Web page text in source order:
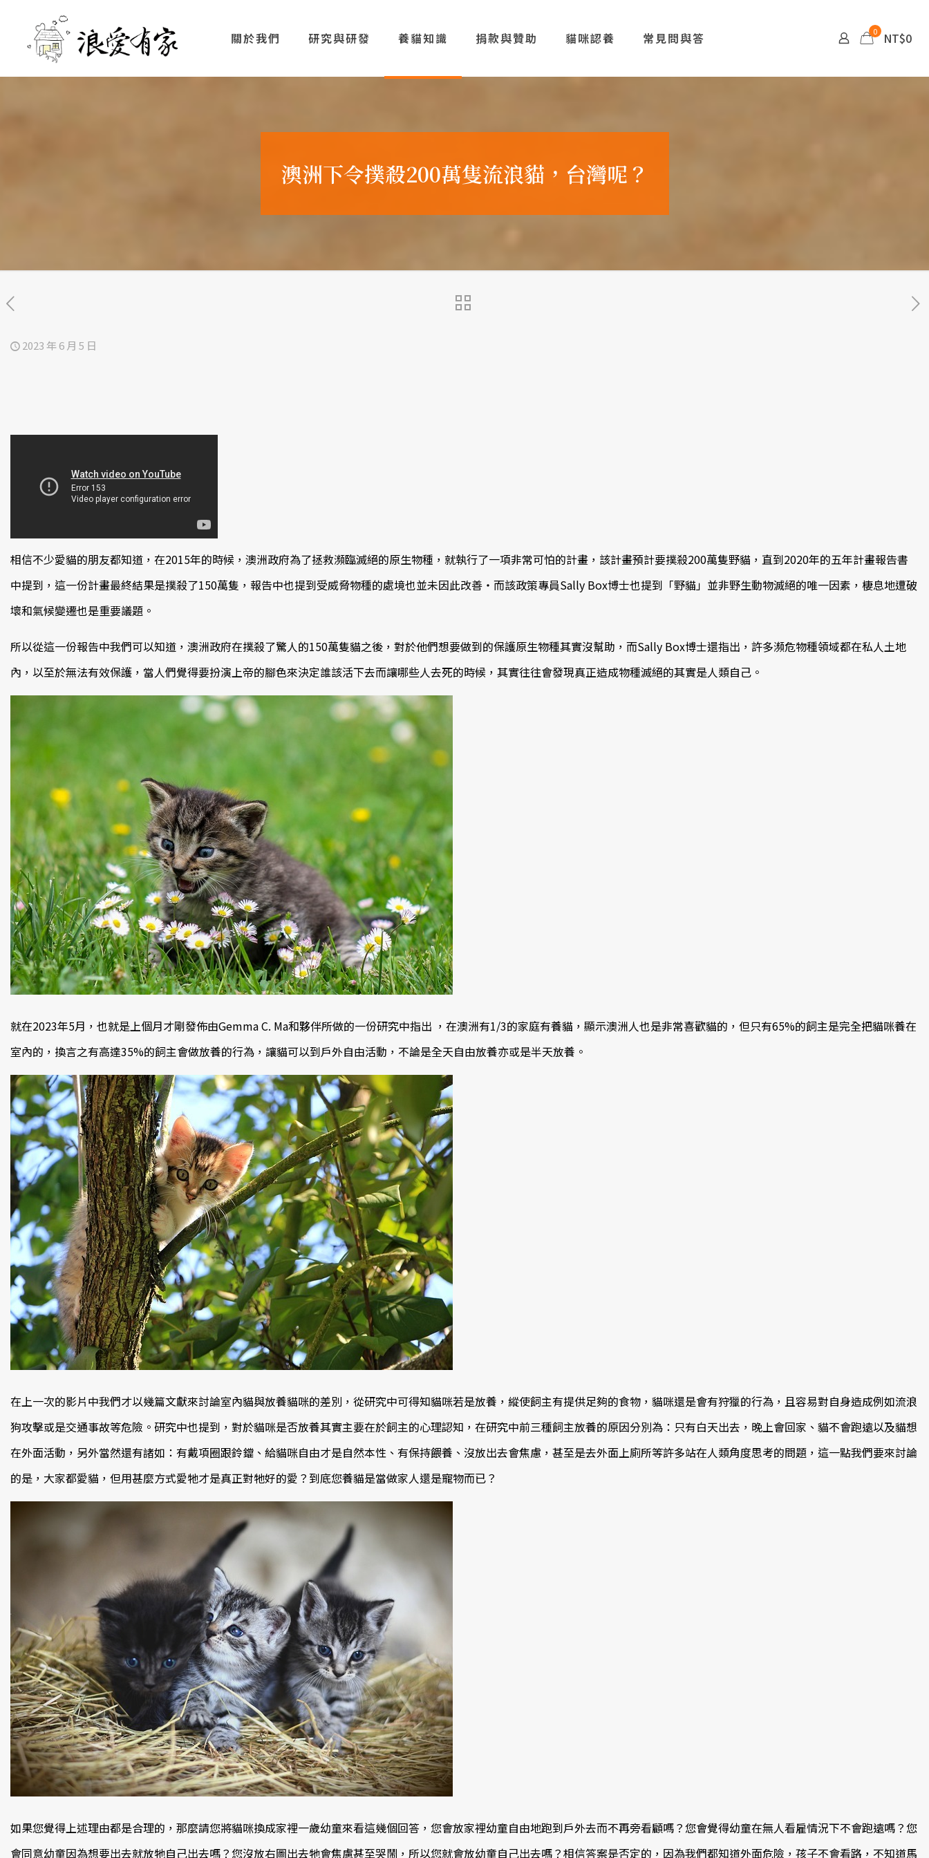
關於我們 研究與研發 養貓知識 捐款與贊助 貓咪認養 常見問與答 0 NT$0
澳洲下令撲殺200萬隻流浪貓，台灣呢？
2023 年 6 月 5 日
相信不少愛貓的朋友都知道，在2015年的時候，澳洲政府為了拯救瀕臨滅絕的原生物種，就執行了一項非常可怕的計畫，該計畫預計要撲殺200萬隻野貓，直到2020年的五年計畫報告書
中提到，這一份計畫最終結果是撲殺了150萬隻，報告中也提到受威脅物種的處境也並未因此改善‧而該政策專員Sally Box博士也提到「野貓」並非野生動物滅絕的唯一因素，棲息地遭破
壞和氣候變遷也是重要議題。
所以從這一份報告中我們可以知道，澳洲政府在撲殺了驚人的150萬隻貓之後，對於他們想要做到的保護原生物種其實沒幫助，而Sally Box博士還指出，許多瀕危物種領域都在私人土地
內，以至於無法有效保護，當人們覺得要扮演上帝的腳色來決定誰該活下去而讓哪些人去死的時候，其實往往會發現真正造成物種滅絕的其實是人類自己。
就在2023年5月，也就是上個月才剛發佈由Gemma C. Ma和夥伴所做的一份研究中指出 ，在澳洲有1/3的家庭有養貓，顯示澳洲人也是非常喜歡貓的，但只有65%的飼主是完全把貓咪養在
室內的，換言之有高達35%的飼主會做放養的行為，讓貓可以到戶外自由活動，不論是全天自由放養亦或是半天放養。
在上一次的影片中我們才以幾篇文獻來討論室內貓與放養貓咪的差別，從研究中可得知貓咪若是放養，縱使飼主有提供足夠的食物，貓咪還是會有狩獵的行為，且容易對自身造成例如流浪
狗攻擊或是交通事故等危險。研究中也提到，對於貓咪是否放養其實主要在於飼主的心理認知，在研究中前三種飼主放養的原因分別為：只有白天出去，晚上會回家、貓不會跑遠以及貓想
在外面活動，另外當然還有諸如：有戴項圈跟鈴鐺、給貓咪自由才是自然本性、有保持餵養、沒放出去會焦慮，甚至是去外面上廁所等許多站在人類角度思考的問題，這一點我們要來討論
的是，大家都愛貓，但用甚麼方式愛牠才是真正對牠好的愛？到底您養貓是當做家人還是寵物而已？
如果您覺得上述理由都是合理的，那麼請您將貓咪換成家裡一歲幼童來看這幾個回答，您會放家裡幼童自由地跑到戶外去而不再旁看顧嗎？您會覺得幼童在無人看雇情況下不會跑遠嗎？您
會同意幼童因為想要出去就放牠自己出去嗎？您沒放右圖出去牠會焦慮甚至哭鬧，所以您就會放幼童自己出去嗎？相信答案是否定的，因為我們都知道外面危險，孩子不會看路，不知道馬